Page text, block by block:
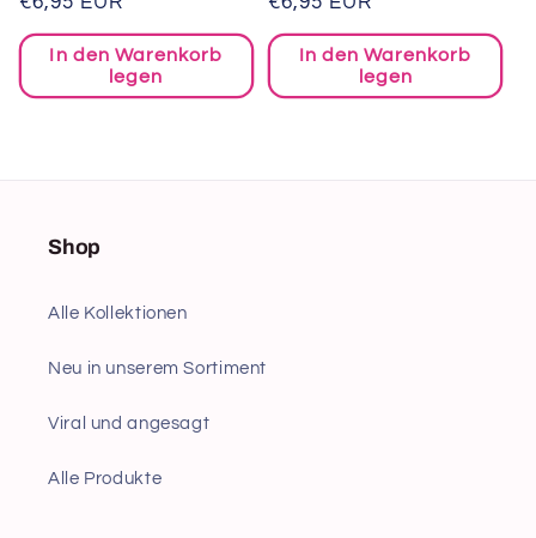
Graisse, la Saleté et les Dépôts
Preis
In den Warenkorb
legen
double face
Preis
In den Warenkorb
legen
Shop
Alle Kollektionen
Neu in unserem Sortiment
Viral und angesagt
Alle Produkte